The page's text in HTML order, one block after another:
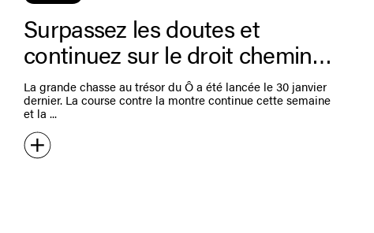
Surpassez les doutes et
continuez sur le droit chemin…
La grande chasse au trésor du Ô a été lancée le 30 janvier
dernier. La course contre la montre continue cette semaine
et la